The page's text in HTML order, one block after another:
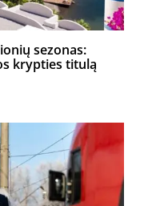
sezonas:
krypties titulą